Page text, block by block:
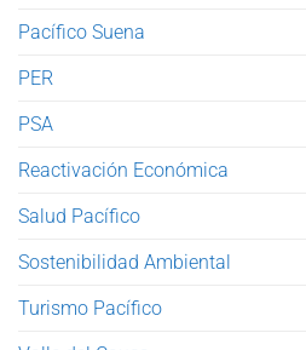
Pacífico Suena
PER
PSA
Reactivación Económica
Salud Pacífico
Sostenibilidad Ambiental
Turismo Pacífico